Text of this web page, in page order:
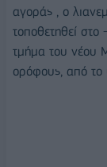
αγοράς , ο
τοποθετηθεί στο
τμήμα του νέου
ορόφους, από το